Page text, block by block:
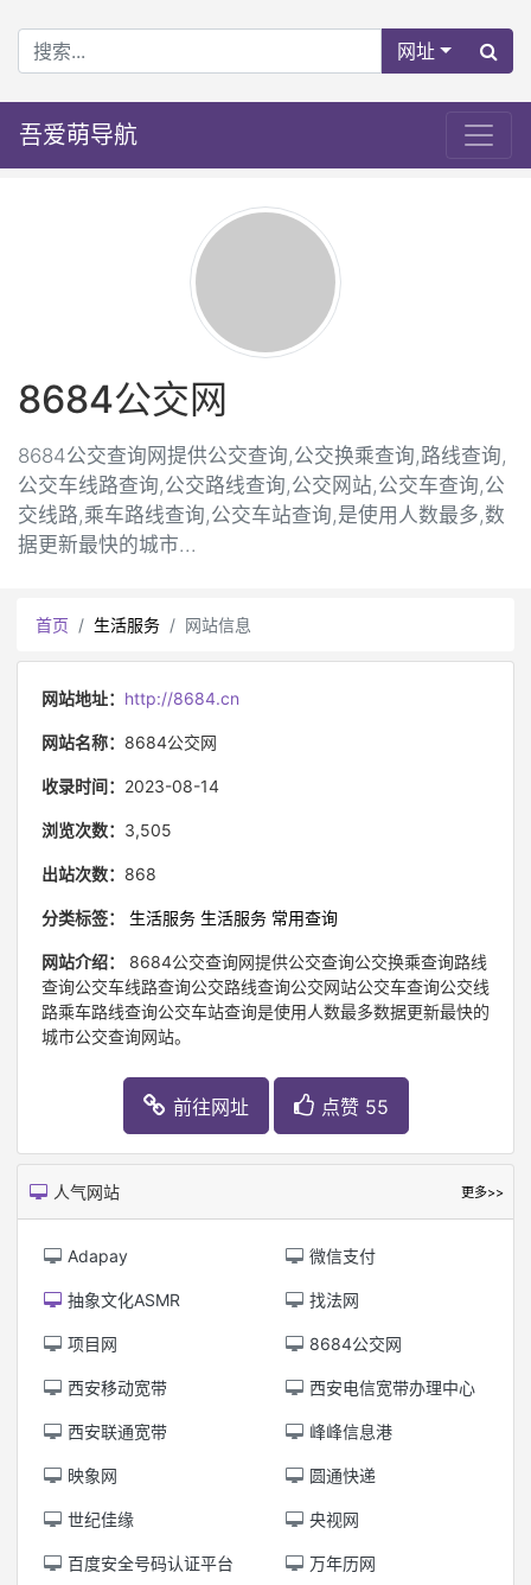
网址
吾爱萌导航
8684公交网
8684公交查询网提供公交查询,公交换乘查询,路线查询,
公交车线路查询,公交路线查询,公交网站,公交车查询,公
交线路,乘车路线查询,公交车站查询,是使用人数最多,数
据更新最快的城市...
首页 生活服务 网站信息
网站地址： http://8684.cn
网站名称： 8684公交网
收录时间： 2023-08-14
浏览次数： 3,505
出站次数： 868
分类标签： 生活服务 生活服务 常用查询
网站介绍：
8684公交查询网提供公交查询公交换乘查询路线
查询公交车线路查询公交路线查询公交网站公交车查询公交线
路乘车路线查询公交车站查询是使用人数最多数据更新最快的
城市公交查询网站。
前往网址 点赞 55
人气网站 更多>>
Adapay 微信支付
抽象文化ASMR 找法网
项目网 8684公交网
西安移动宽带 西安电信宽带办理中心
西安联通宽带 峰峰信息港
映象网 圆通快递
世纪佳缘 央视网
百度安全号码认证平台 万年历网